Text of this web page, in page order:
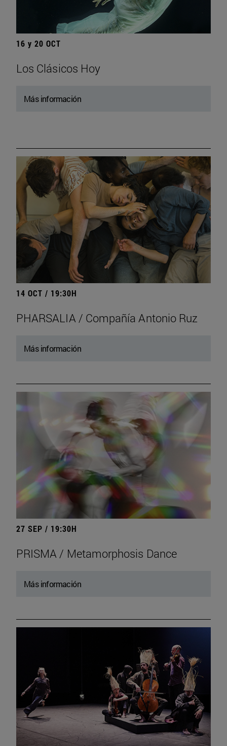
16 y 20 OCT
Los Clásicos Hoy
Más información
14 OCT / 19:30H
PHARSALIA / Compañía Antonio Ruz
Más información
27 SEP / 19:30H
PRISMA / Metamorphosis Dance
Más información